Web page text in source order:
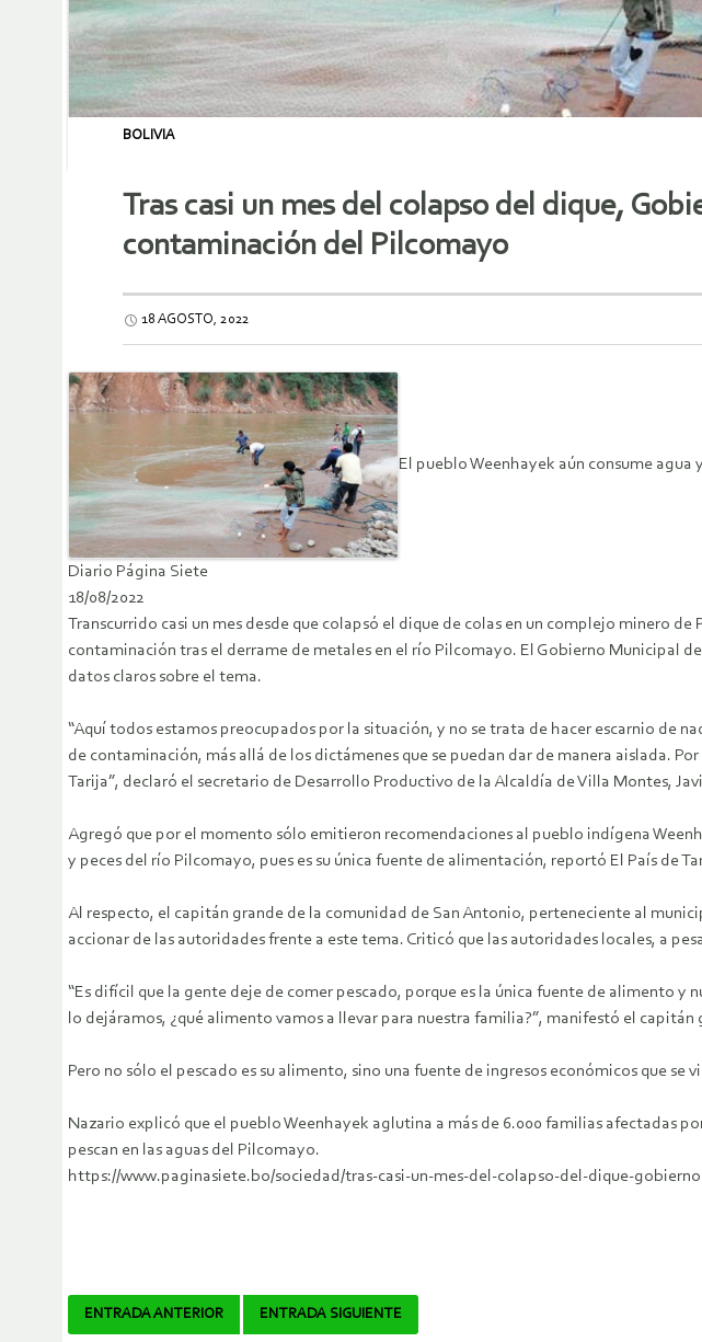
BOLIVIA
Tras casi un mes del colapso del dique,
contaminación del Pilcomayo
18 AGOSTO, 2022
El pueblo Weenhayek aún consume agua
Diario Página Siete
18/08/2022
Transcurrido casi un mes desde que colapsó el dique de colas en un complejo minero
contaminación tras el derrame de metales en el río Pilcomayo. El Gobierno Municipal
datos claros sobre el tema.
“Aquí todos estamos preocupados por la situación, y no se trata de hacer escarnio de
de contaminación, más allá de los dictámenes que se puedan dar de manera aislada.
Tarija”, declaró el secretario de Desarrollo Productivo de la Alcaldía de Villa Montes,
Agregó que por el momento sólo emitieron recomendaciones al pueblo indígena
y peces del río Pilcomayo, pues es su única fuente de alimentación, reportó El País de
Al respecto, el capitán grande de la comunidad de San Antonio, perteneciente al
accionar de las autoridades frente a este tema. Criticó que las autoridades locales, a
“Es difícil que la gente deje de comer pescado, porque es la única fuente de alimento
lo dejáramos, ¿qué alimento vamos a llevar para nuestra familia?”, manifestó el capitán
Pero no sólo el pescado es su alimento, sino una fuente de ingresos económicos que
Nazario explicó que el pueblo Weenhayek aglutina a más de 6.000 familias afectadas
pescan en las aguas del Pilcomayo.
https://www.paginasiete.bo/sociedad/tras-casi-un-mes-del-colapso-del-dique-
Navegador
ENTRADA ANTERIOR ENTRADA SIGUIENTE